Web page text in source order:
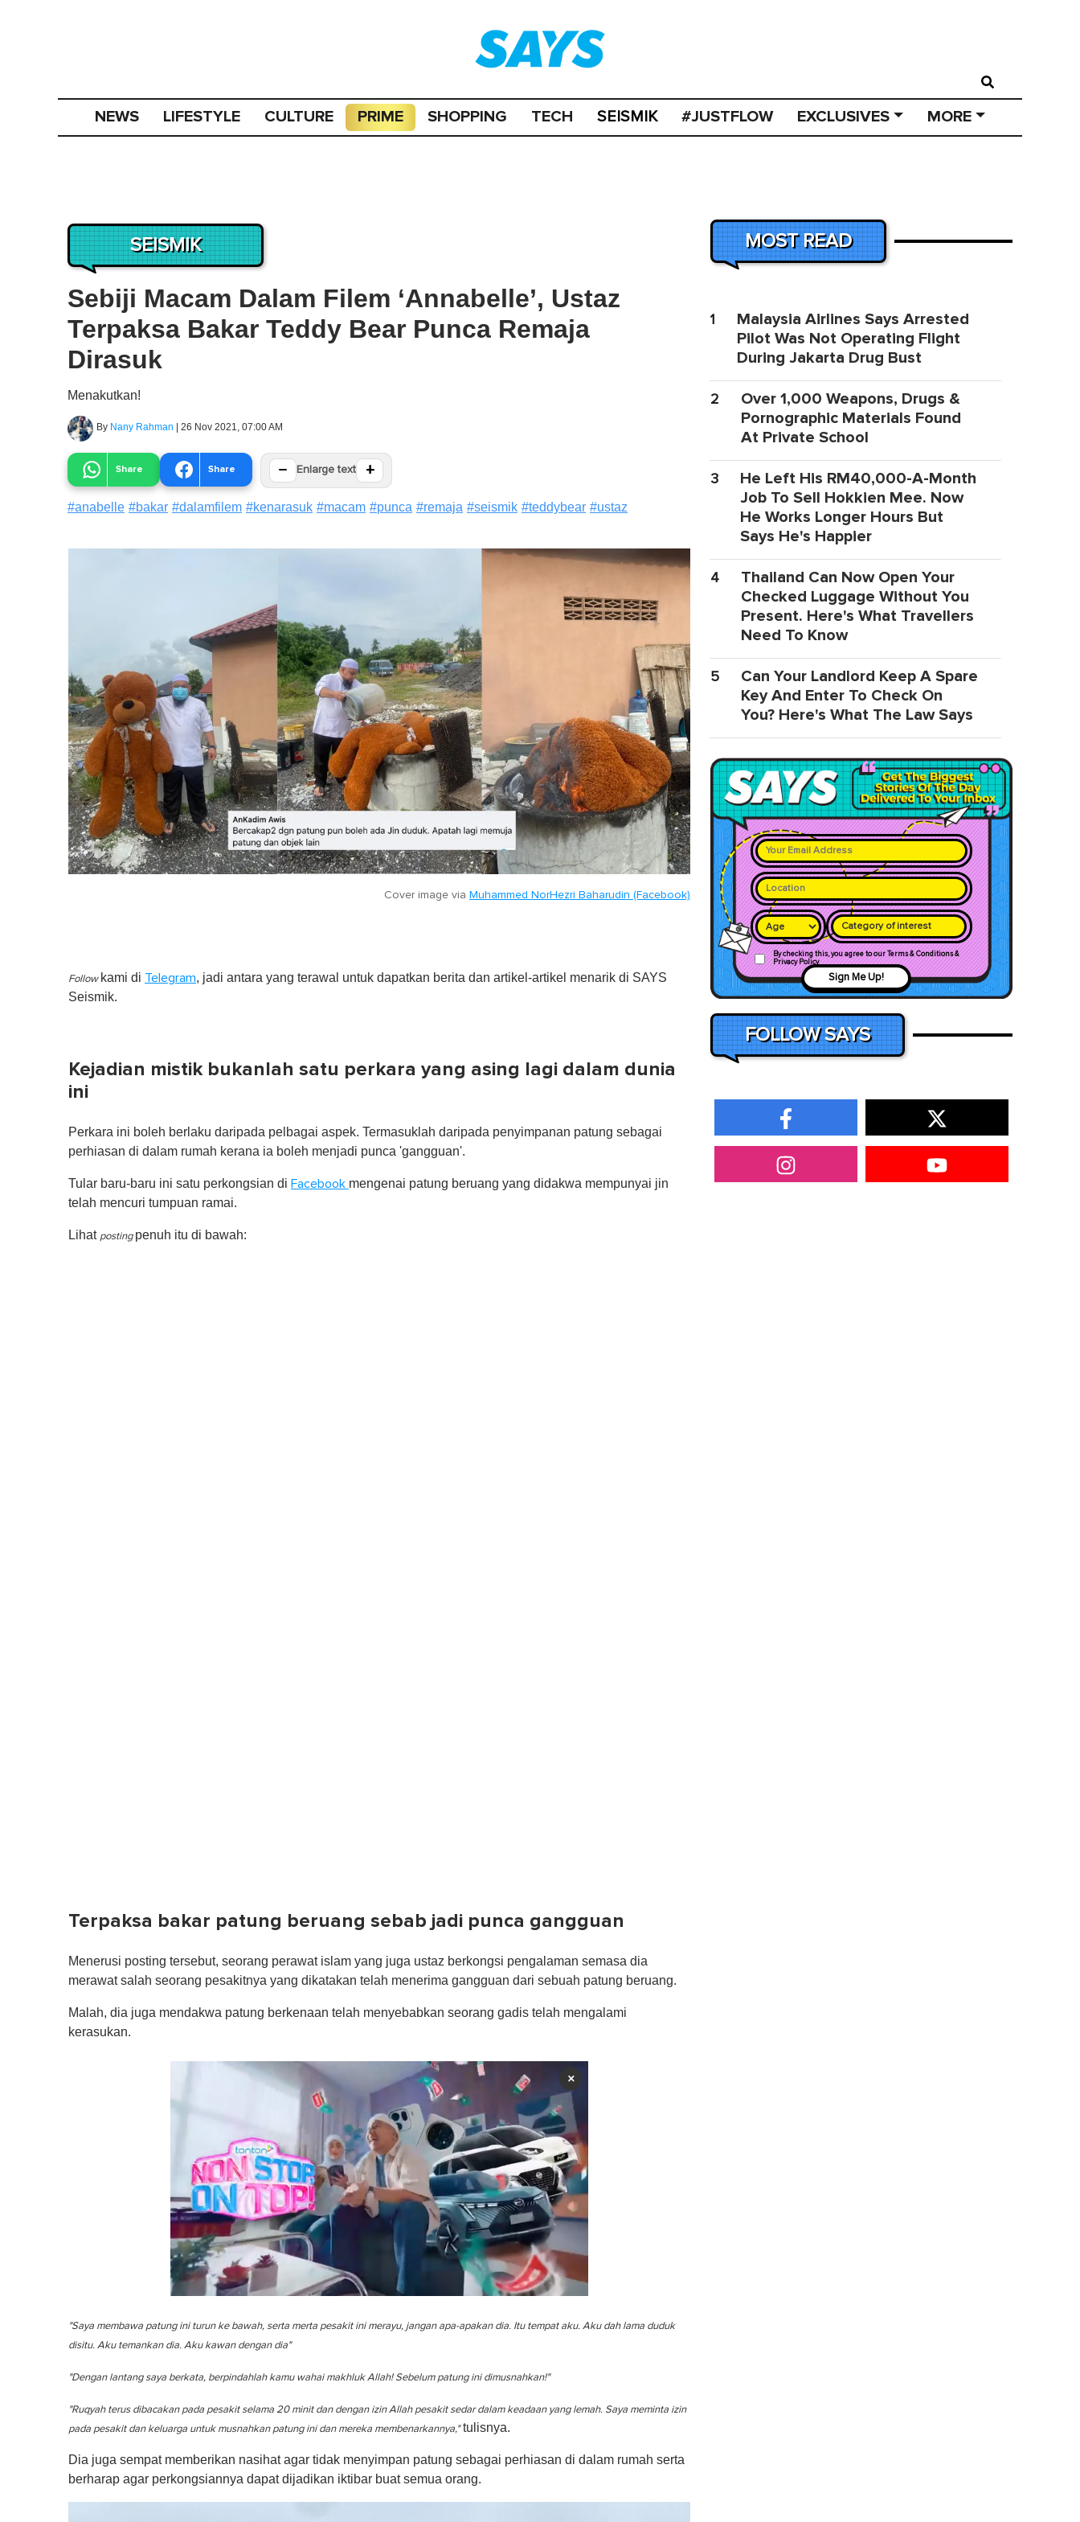
NEWS LIFESTYLE CULTURE PRIME SHOPPING TECH SEISMIK #JUSTFLOW EXCLUSIVES MORE
SEISMIK
Sebiji Macam Dalam Filem ‘Annabelle’, Ustaz
Terpaksa Bakar Teddy Bear Punca Remaja
Dirasuk
Menakutkan!
By Nany Rahman | 26 Nov 2021, 07:00 AM
Share Share − Enlarge text +
#anabelle #bakar #dalamfilem #kenarasuk #macam #punca #remaja #seismik #teddybear #ustaz
Cover image via Muhammed NorHezri Baharudin (Facebook)
Follow kami di Telegram, jadi antara yang terawal untuk dapatkan berita dan artikel-artikel menarik di SAYS
Seismik.
Kejadian mistik bukanlah satu perkara yang asing lagi dalam dunia
ini
Perkara ini boleh berlaku daripada pelbagai aspek. Termasuklah daripada penyimpanan patung sebagai
perhiasan di dalam rumah kerana ia boleh menjadi punca 'gangguan'.
Tular baru-baru ini satu perkongsian di Facebook mengenai patung beruang yang didakwa mempunyai jin
telah mencuri tumpuan ramai.
Lihat posting penuh itu di bawah:
Terpaksa bakar patung beruang sebab jadi punca gangguan
Menerusi posting tersebut, seorang perawat islam yang juga ustaz berkongsi pengalaman semasa dia
merawat salah seorang pesakitnya yang dikatakan telah menerima gangguan dari sebuah patung beruang.
Malah, dia juga mendakwa patung berkenaan telah menyebabkan seorang gadis telah mengalami
kerasukan.
×
f
1
n
t
,
V
l
"Saya membawa patung ini turun ke bawah, serta merta pesakit ini merayu, jangan apa-apakan dia. Itu tempat aku. Aku dah lama duduk
disitu. Aku temankan dia. Aku kawan dengan dia"
"Dengan lantang saya berkata, berpindahlah kamu wahai makhluk Allah! Sebelum patung ini dimusnahkan!"
"Ruqyah terus dibacakan pada pesakit selama 20 minit dan dengan izin Allah pesakit sedar dalam keadaan yang lemah. Saya meminta izin
pada pesakit dan keluarga untuk musnahkan patung ini dan mereka membenarkannya,"tulisnya.
Dia juga sempat memberikan nasihat agar tidak menyimpan patung sebagai perhiasan di dalam rumah serta
berharap agar perkongsiannya dapat dijadikan iktibar buat semua orang.
MOST READ
1
Malaysia Airlines Says Arrested
Pilot Was Not Operating Flight
During Jakarta Drug Bust
2
Over 1,000 Weapons, Drugs &
Pornographic Materials Found
At Private School
3
He Left His RM40,000-A-Month
Job To Sell Hokkien Mee. Now
He Works Longer Hours But
Says He's Happier
4
Thailand Can Now Open Your
Checked Luggage Without You
Present. Here's What Travellers
Need To Know
5
Can Your Landlord Keep A Spare
Key And Enter To Check On
You? Here's What The Law Says
Category of interest
By checking this, you agree to our Terms & Conditions &
Privacy Policy
Sign Me Up!
FOLLOW SAYS